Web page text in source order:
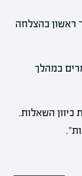
ראשון בהצלחה
במהלך
כיוון השאלות.